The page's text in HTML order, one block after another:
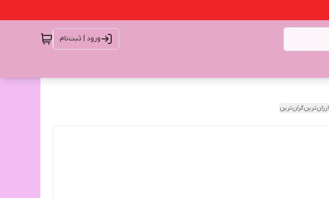
ورود | ثبت‌نام
ارزان‌ترینگران‌ترین